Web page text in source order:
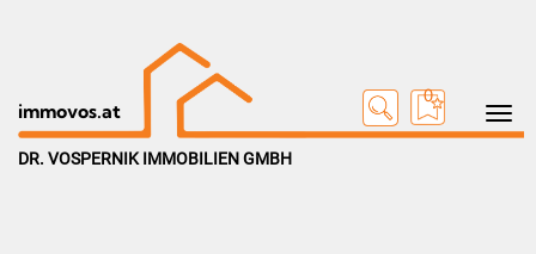
Toggle
immovos.at
0
DR. VOSPERNIK IMMOBILIEN GMBH